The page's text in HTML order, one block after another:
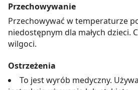
Przechowywanie
Przechowywać w temperaturze
niedostępnym dla małych dzieci.
wilgoci.
Ostrzeżenia
To jest wyrób medyczny.